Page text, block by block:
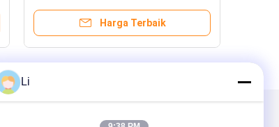
Harga Terbaik
Kirimkan Kami
Li